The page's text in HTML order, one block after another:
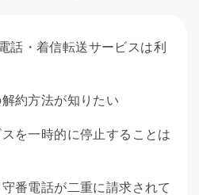
話・着信転送サービスは利
約方法が知りたい
を一時的に停止することは
番電話が二重に請求されて